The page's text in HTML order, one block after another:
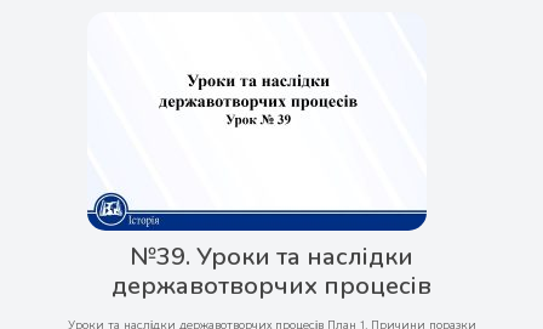
№39. Уроки та наслідки
державотворчих процесів
Уроки та наслідки державотворчих процесів План 1. Причини поразки